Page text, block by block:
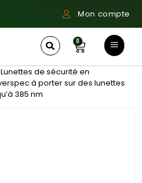
Mon compte
0
de sécurité en
à porter sur des lunettes
385 nm